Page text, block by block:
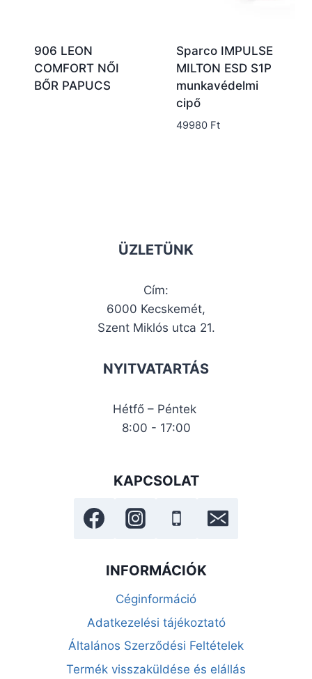
906 LEON
COMFORT NŐI
BŐR PAPUCS
Sparco IMPULSE
MILTON ESD S1P
munkavédelmi
cipő
49980 Ft
ÜZLETÜNK
Cím:
6000 Kecskemét,
Szent Miklós utca 21.
NYITVATARTÁS
Hétfő – Péntek
8:00 - 17:00
KAPCSOLAT
INFORMÁCIÓK
Céginformáció
Adatkezelési tájékoztató
Általános Szerződési Feltételek
Termék visszaküldése és elállás